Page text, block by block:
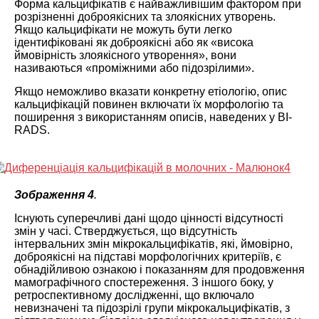
Форма кальцифікатів є найважливішим фактором при
розрізненні доброякісних та злоякісних утворень.
Якщо кальцифікати не можуть бути легко
ідентифіковані як доброякісні або як «висока
ймовірність злоякісного утворення», вони
називаються «проміжними або підозрілими».
Якщо неможливо вказати конкретну етіологію, опис
кальцифікацій повинен включати їх морфологію та
поширення з використанням описів, наведених у BI-
RADS.
Зображення 4.
Існують суперечливі дані щодо цінності відсутності
змін у часі. Стверджується, що відсутність
інтервальних змін мікрокальцифікатів, які, ймовірно,
доброякісні на підставі морфологічних критеріїв, є
обнадійливою ознакою і показанням для продовження
мамографічного спостереження. З іншого боку, у
ретроспективному дослідженні, що включало
невизначені та підозрілі групи мікрокальцифікатів, з